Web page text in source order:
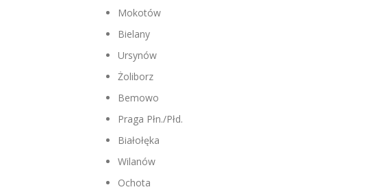
Mokotów
Bielany
Ursynów
Żoliborz
Bemowo
Praga Płn./Płd.
Białołęka
Wilanów
Ochota